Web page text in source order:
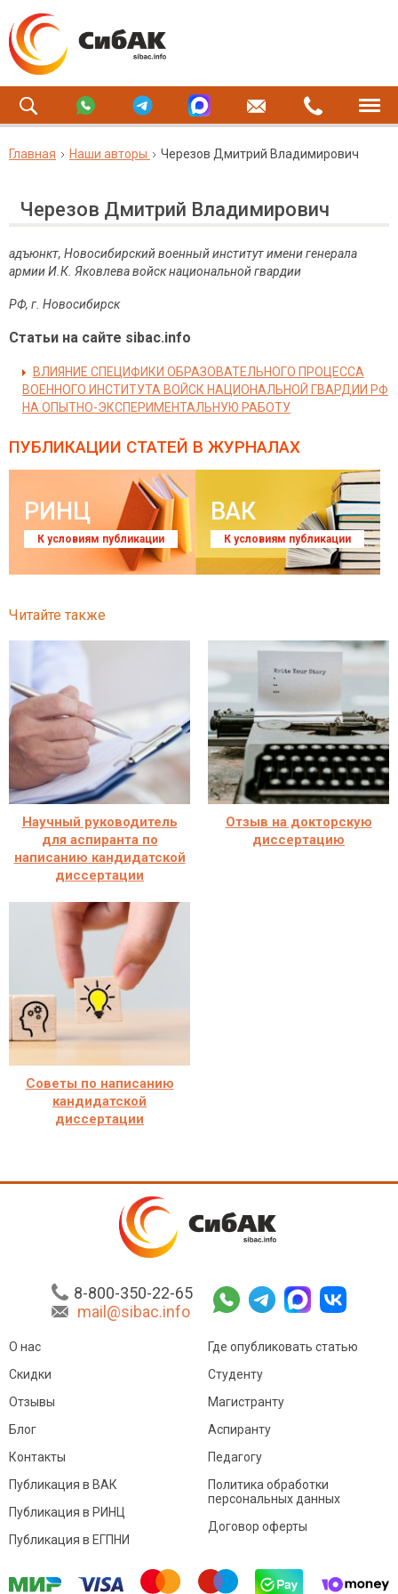
Главная Наши авторы Черезов Дмитрий Владимирович
Черезов Дмитрий Владимирович
адъюнкт, Новосибирский военный институт имени генерала
армии И.К. Яковлева войск национальной гвардии
РФ, г. Новосибирск
Статьи на сайте sibac.info
ВЛИЯНИЕ СПЕЦИФИКИ ОБРАЗОВАТЕЛЬНОГО ПРОЦЕССА
ВОЕННОГО ИНСТИТУТА ВОЙСК НАЦИОНАЛЬНОЙ ГВАРДИИ РФ
НА ОПЫТНО-ЭКСПЕРИМЕНТАЛЬНУЮ РАБОТУ
ПУБЛИКАЦИИ СТАТЕЙ В ЖУРНАЛАХ
РИНЦ
К условиям публикации
ВАК
К условиям публикации
Читайте также
Научный руководитель
для аспиранта по
написанию кандидатской
диссертации
Отзыв на докторскую
диссертацию
Советы по написанию
кандидатской
диссертации
8-800-350-22-65
mail@sibac.info
О нас
Скидки
Отзывы
Блог
Контакты
Где опубликовать статью
Студенту
Магистранту
Аспиранту
Педагогу
Публикация в ВАК
Публикация в РИНЦ
Публикация в ЕГПНИ
Политика обработки
персональных данных
Договор оферты